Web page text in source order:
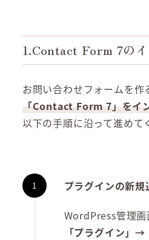
1.Contact Form 7の
お問い合わせフォームを作
「Contact Form 7」をイ
以下の手順に沿って進めて
プラグインの新規
WordPress管理
「プラグイン」→